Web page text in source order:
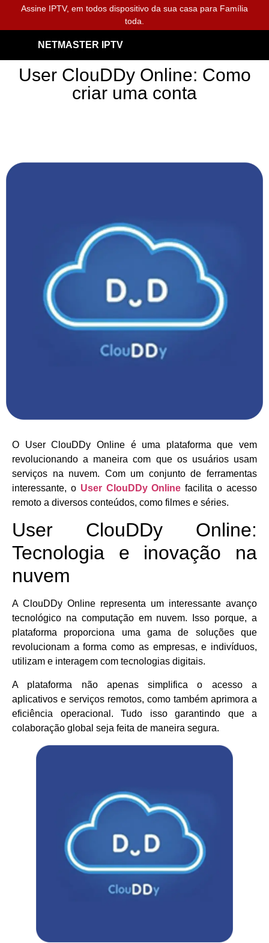
Assine IPTV, em todos dispositivo da sua casa para Família
toda.
NETMASTER IPTV
User ClouDDy Online: Como
criar uma conta
O User ClouDDy Online é uma plataforma que vem
revolucionando a maneira com que os usuários usam
serviços na nuvem. Com um conjunto de ferramentas
interessante, o User ClouDDy Online facilita o acesso
remoto a diversos conteúdos, como filmes e séries.
User ClouDDy Online:
Tecnologia e inovação na
nuvem
A ClouDDy Online representa um interessante avanço
tecnológico na computação em nuvem. Isso porque, a
plataforma proporciona uma gama de soluções que
revolucionam a forma como as empresas, e indivíduos,
utilizam e interagem com tecnologias digitais.
A plataforma não apenas simplifica o acesso a
aplicativos e serviços remotos, como também aprimora a
eficiência operacional. Tudo isso garantindo que a
colaboração global seja feita de maneira segura.